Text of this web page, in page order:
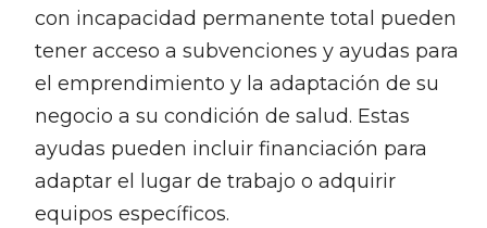
con incapacidad permanente total pueden
tener acceso a subvenciones y ayudas para
el emprendimiento y la adaptación de su
negocio a su condición de salud. Estas
ayudas pueden incluir financiación para
adaptar el lugar de trabajo o adquirir
equipos específicos.